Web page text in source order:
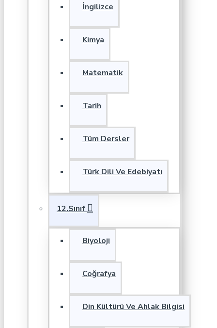
İngilizce
Kimya
Matematik
Tarih
Tüm Dersler
Türk Dili Ve Edebiyatı
12.Sınıf
Biyoloji
Coğrafya
Din Kültürü Ve Ahlak Bilgisi